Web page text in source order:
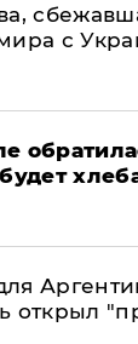
с
открыл